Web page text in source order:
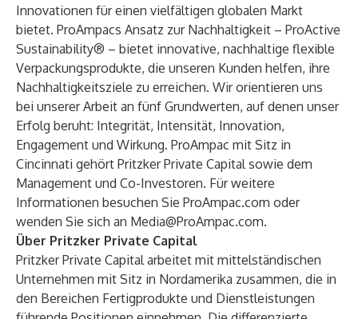
Innovationen für einen vielfältigen globalen Markt
bietet. ProAmpacs Ansatz zur Nachhaltigkeit – ProActive
Sustainability® – bietet innovative, nachhaltige flexible
Verpackungsprodukte, die unseren Kunden helfen, ihre
Nachhaltigkeitsziele zu erreichen. Wir orientieren uns
bei unserer Arbeit an fünf Grundwerten, auf denen unser
Erfolg beruht: Integrität, Intensität, Innovation,
Engagement und Wirkung. ProAmpac mit Sitz in
Cincinnati gehört Pritzker Private Capital sowie dem
Management und Co-Investoren. Für weitere
Informationen besuchen Sie ProAmpac.com oder
wenden Sie sich an Media@ProAmpac.com.
Über Pritzker Private Capital
Pritzker Private Capital arbeitet mit mittelständischen
Unternehmen mit Sitz in Nordamerika zusammen, die in
den Bereichen Fertigprodukte und Dienstleistungen